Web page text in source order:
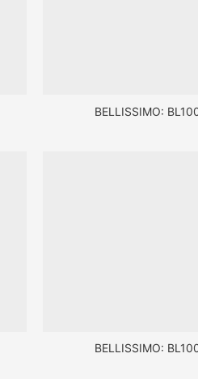
BELLISSIMO:
BELLISSIMO: